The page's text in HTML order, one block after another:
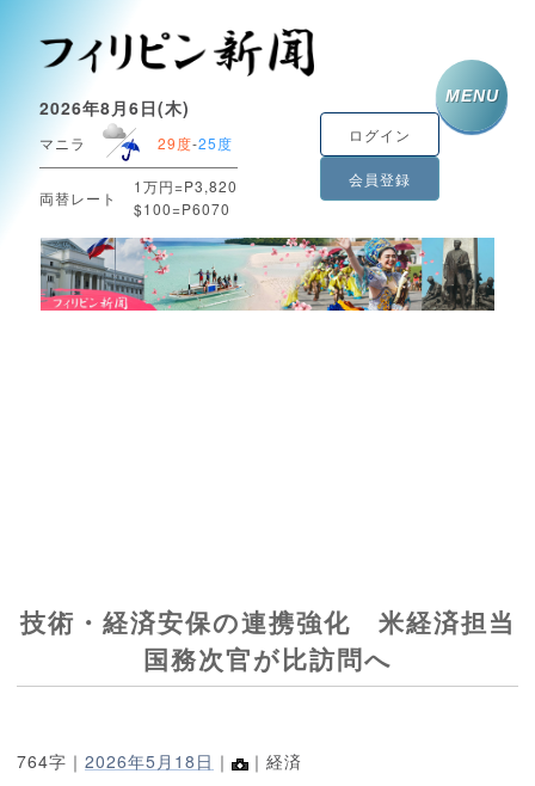
2026年8月6日(木)
マニラ 29度-25度
両替レート
1万円=P3,820
$100=P6070
ログイン
会員登録
MENU
技術・経済安保の連携強化 米経済担当
国務次官が比訪問へ
764字｜ 2026年5月18日 ｜ ｜経済